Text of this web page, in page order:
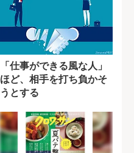
「仕事ができる風な人」
ほど、相手を打ち負かそ
うとする